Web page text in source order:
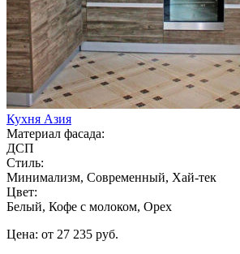
Кухня Азия
Материал фасада:
ДСП
Стиль:
Минимализм, Современный, Хай-тек
Цвет:
Белый, Кофе с молоком, Орех
Цена: от 27 235 руб.